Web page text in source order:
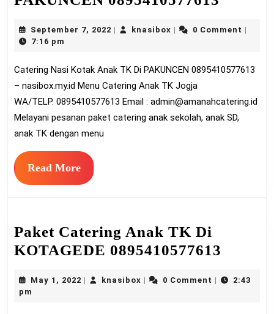
Kotak
TK
September 7, 2022 September
knasiboxknasibox0 Comment
7:16 pm
Catering Nasi Kotak Anak TK Di PAKUNCEN 0895410577613
– nasibox.my.id Menu Catering Anak TK Jogja
WA/TELP. 0895410577613 Email : admin@amanahcatering.id
Melayani pesanan paket catering anak sekolah, anak SD,
anak TK dengan menu
Read MoreRead
More
Paket Catering Anak TK Di
KOTAGEDE 0895410577613
Anak
May 1, 2022 May
knasiboxknasibox0 Comment
2:43
pm